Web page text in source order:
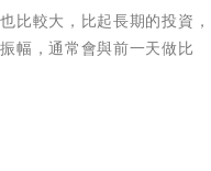
比較大，比起長期的投資，
幅，通常會與前一天做比